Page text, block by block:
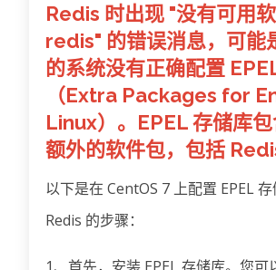
Redis 时出现 "没有可用
redis" 的错误消息，可能
的系统没有正确配置
（Extra Packages for
Linux）。EPEL 存储库
额外的软件包，包括
以下是在 CentOS 7 上配置 EPEL
Redis 的步骤：